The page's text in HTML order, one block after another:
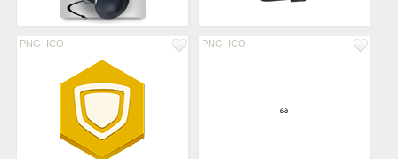
PNG ICO PNG ICO